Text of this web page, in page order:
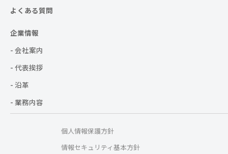
よくある質問
企業情報
- 会社案内
- 代表挨拶
- 沿革
- 業務内容
個人情報保護方針
情報セキュリティ基本方針